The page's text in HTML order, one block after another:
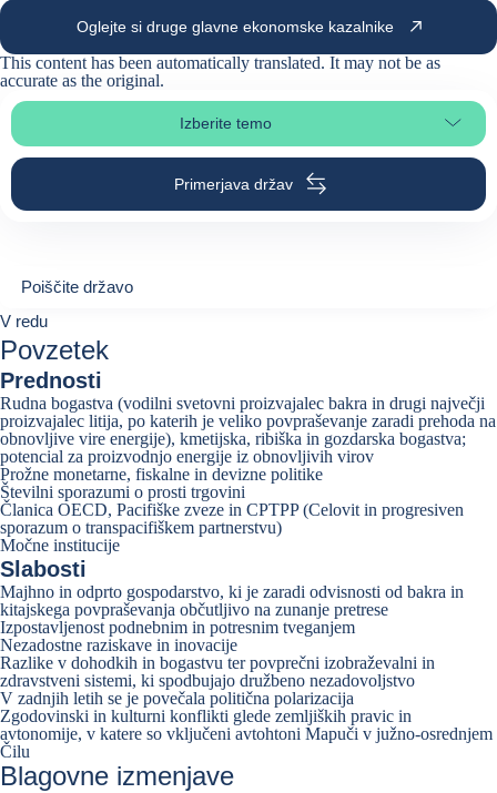
Oglejte si druge glavne ekonomske kazalnike
This content has been automatically translated. It may not be as
accurate as the original.
Izberite temo
Izberite poglavje strani
Primerjava držav
Poiščite državo
0suggestions
Poiščite državo
V redu
Povzetek
Prednosti
Rudna bogastva (vodilni svetovni proizvajalec bakra in drugi največji
proizvajalec litija, po katerih je veliko povpraševanje zaradi prehoda na
obnovljive vire energije), kmetijska, ribiška in gozdarska bogastva;
potencial za proizvodnjo energije iz obnovljivih virov
Prožne monetarne, fiskalne in devizne politike
Številni sporazumi o prosti trgovini
Članica OECD, Pacifiške zveze in CPTPP (Celovit in progresiven
sporazum o transpacifiškem partnerstvu)
Močne institucije
Slabosti
Majhno in odprto gospodarstvo, ki je zaradi odvisnosti od bakra in
kitajskega povpraševanja občutljivo na zunanje pretrese
Izpostavljenost podnebnim in potresnim tveganjem
Nezadostne raziskave in inovacije
Razlike v dohodkih in bogastvu ter povprečni izobraževalni in
zdravstveni sistemi, ki spodbujajo družbeno nezadovoljstvo
V zadnjih letih se je povečala politična polarizacija
Zgodovinski in kulturni konflikti glede zemljiških pravic in
avtonomije, v katere so vključeni avtohtoni Mapuči v južno-osrednjem
Čilu
Blagovne izmenjave